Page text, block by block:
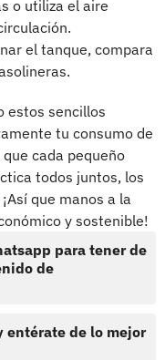
o utiliza el aire
el tanque, compara
estos sencillos
tu consumo de
cada pequeño
todos juntos, los
que manos a la
y sostenible!
para tener de
de
entérate de lo mejor